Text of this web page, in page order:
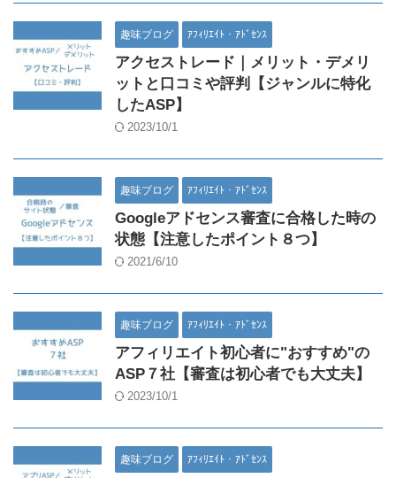
趣味ブログ ｱﾌｨﾘｴｲﾄ・ｱﾄﾞｾﾝｽ
アクセストレード｜メリット・デメリ
ットと口コミや評判【ジャンルに特化
したASP】
2023/10/1
趣味ブログ ｱﾌｨﾘｴｲﾄ・ｱﾄﾞｾﾝｽ
Googleアドセンス審査に合格した時の
状態【注意したポイント８つ】
2021/6/10
趣味ブログ ｱﾌｨﾘｴｲﾄ・ｱﾄﾞｾﾝｽ
アフィリエイト初心者に"おすすめ"の
ASP７社【審査は初心者でも大丈夫】
2023/10/1
趣味ブログ ｱﾌｨﾘｴｲﾄ・ｱﾄﾞｾﾝｽ